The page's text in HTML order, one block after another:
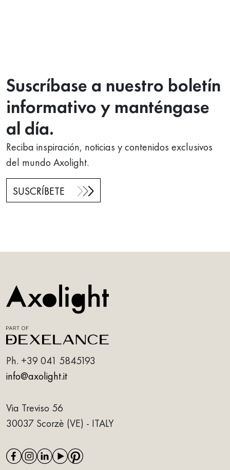
Suscríbase a nuestro boletín
informativo y manténgase
al día.
Reciba inspiración, noticias y contenidos exclusivos
del mundo Axolight.
SUSCRÍBETE
Ph. +39 041 5845193
info@axolight.it
Via Treviso 56
30037 Scorzè (VE) - ITALY